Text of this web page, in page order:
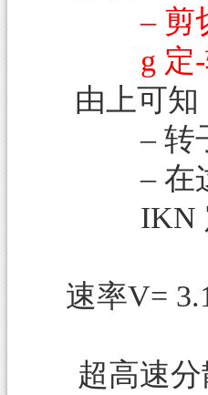
– 剪
g 定-
由上可
– 转
– 在
IKN
速率V=
超高速分